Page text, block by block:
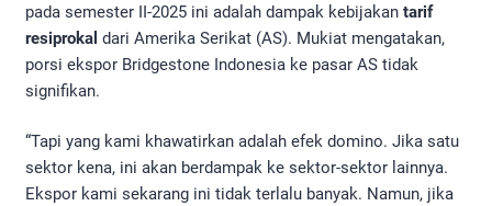
pada semester II-2025 ini adalah dampak kebijakan tarif
resiprokal dari Amerika Serikat (AS). Mukiat mengatakan,
porsi ekspor Bridgestone Indonesia ke pasar AS tidak
signifikan.
“Tapi yang kami khawatirkan adalah efek domino. Jika satu
sektor kena, ini akan berdampak ke sektor-sektor lainnya.
Ekspor kami sekarang ini tidak terlalu banyak. Namun, jika